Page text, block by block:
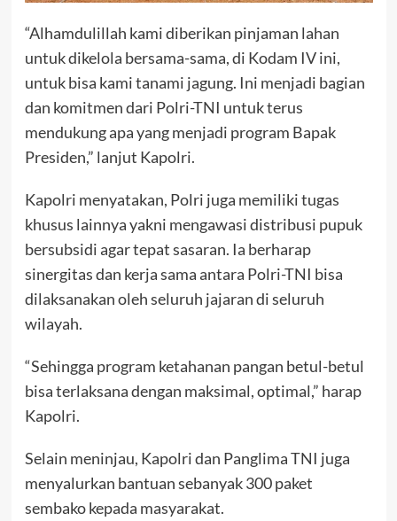
“Alhamdulillah kami diberikan pinjaman lahan
untuk dikelola bersama-sama, di Kodam IV ini,
untuk bisa kami tanami jagung. Ini menjadi bagian
dan komitmen dari Polri-TNI untuk terus
mendukung apa yang menjadi program Bapak
Presiden,” lanjut Kapolri.
Kapolri menyatakan, Polri juga memiliki tugas
khusus lainnya yakni mengawasi distribusi pupuk
bersubsidi agar tepat sasaran. Ia berharap
sinergitas dan kerja sama antara Polri-TNI bisa
dilaksanakan oleh seluruh jajaran di seluruh
wilayah.
“Sehingga program ketahanan pangan betul-betul
bisa terlaksana dengan maksimal, optimal,” harap
Kapolri.
Selain meninjau, Kapolri dan Panglima TNI juga
menyalurkan bantuan sebanyak 300 paket
sembako kepada masyarakat.